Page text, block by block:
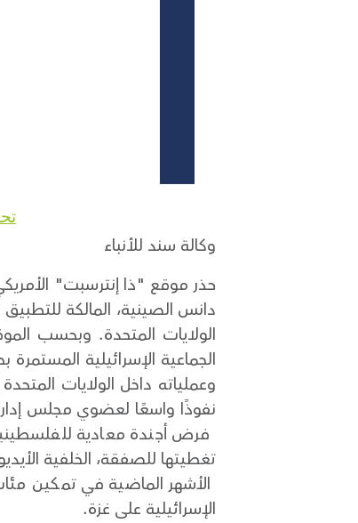
وكالة سند للأنباء
حذر موقع "ذا إنترسبت"
دانس الصينية، المالكة
الولايات المتحدة. وبحسب
الجماعية الإسرائيلية
وعملياته داخل الولايات
نفوذًا واسعًا لعضوي مجلس إدارة
فرض أجندة معادية
تغطيتها للصفقة، الخلفية
الأشهر الماضية في تمكين
الإسرائيلية على غزة.